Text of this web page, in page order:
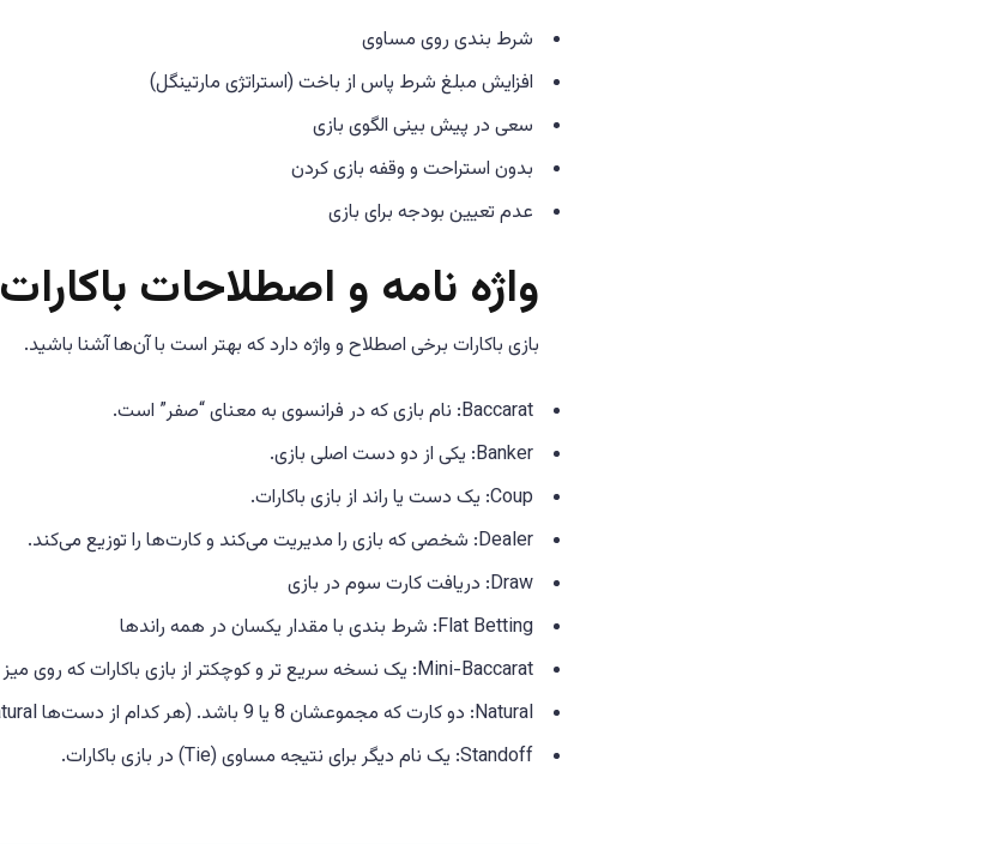
شرط بندی روی مساوی
افزایش مبلغ شرط پاس از باخت (استراتژی مارتینگل)
سعی در پیش بینی الگوی بازی
بدون استراحت و وقفه بازی کردن
عدم تعیین بودجه برای بازی
واژه نامه و اصطلاحات باکارات
بازی باکارات برخی اصطلاح و واژه دارد که بهتر است با آن‌ها آشنا باشید.
Baccarat: نام بازی که در فرانسوی به معنای “صفر” است.
Banker: یکی از دو دست اصلی بازی.
Coup: یک دست یا راند از بازی باکارات.
Dealer: شخصی که بازی را مدیریت می‌کند و کارت‌ها را توزیع می‌کند.
Draw: دریافت کارت سوم در بازی
Flat Betting: شرط بندی با مقدار یکسان در همه راند‌ها
Mini-Baccarat: یک نسخه سریع تر و کوچکتر از بازی باکارات که روی میز کوچکتر با حداقل شرط کمتر بازی می‌شود
Natural: دو کارت که مجموعشان 8 یا 9 باشد. (هر کدام از دست‌ها Natural شود، راند بازی تمام می‌شود.)
Standoff: یک نام دیگر برای نتیجه مساوی (Tie) در بازی باکارات.